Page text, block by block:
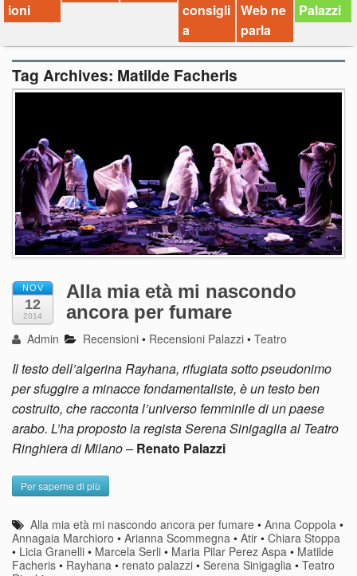
Chi siamo
Contatti
ioni
consigli
a
Web ne
parla
Palazzi
Tag Archives: Matilde Facheris
NOV
12
2014
Alla mia età mi nascondo
ancora per fumare
Admin Recensioni • Recensioni Palazzi •Teatro
Il testo dell’algerina Rayhana, rifugiata sotto pseudonimo
per sfuggire a minacce fondamentaliste, è un testo ben
costruito, che racconta l’universo femminile di un paese
arabo. L’ha proposto la regista Serena Sinigaglia al Teatro
Ringhiera di Milano– Renato Palazzi
Per saperne di più
Alla mia età mi nascondo ancora per fumare •Anna Coppola •
Annagaia Marchioro • Arianna Scommegna • Atir • Chiara Stoppa
• Licia Granelli • Marcela Serli • Maria Pilar Perez Aspa • Matilde
Facheris • Rayhana • renato palazzi • Serena Sinigaglia • Teatro